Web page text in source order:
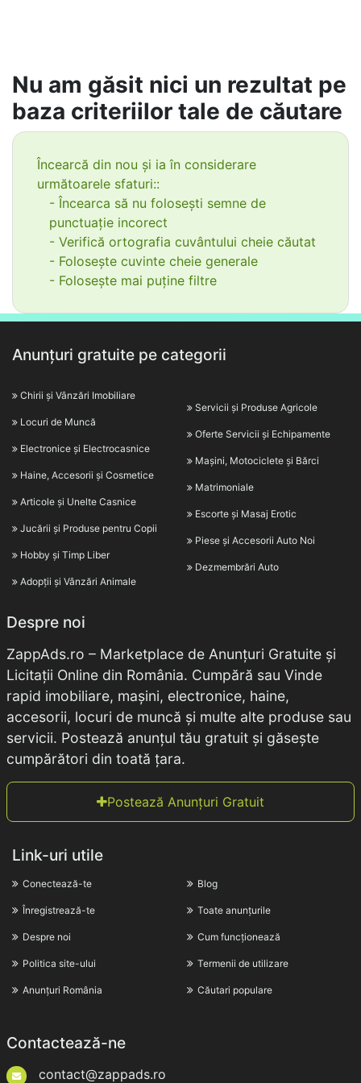
Nu am găsit nici un rezultat pe
baza criteriilor tale de căutare
Încearcă din nou și ia în considerare
următoarele sfaturi::
- Încearca să nu folosești semne de
punctuație incorect
- Verifică ortografia cuvântului cheie căutat
- Folosește cuvinte cheie generale
- Folosește mai puține filtre
Anunțuri gratuite pe categorii
Chirii și Vânzări Imobiliare
Locuri de Muncă
Electronice și Electrocasnice
Haine, Accesorii și Cosmetice
Articole și Unelte Casnice
Jucării și Produse pentru Copii
Hobby și Timp Liber
Adopții și Vânzări Animale
Servicii și Produse Agricole
Oferte Servicii și Echipamente
Mașini, Motociclete și Bărci
Matrimoniale
Escorte și Masaj Erotic
Piese și Accesorii Auto Noi
Dezmembrări Auto
Despre noi
ZappAds.ro – Marketplace de Anunțuri Gratuite și
Licitații Online din România. Cumpără sau Vinde
rapid imobiliare, mașini, electronice, haine,
accesorii, locuri de muncă și multe alte produse sau
servicii. Postează anunțul tău gratuit și găsește
cumpărători din toată țara.
Postează Anunțuri Gratuit
Link-uri utile
Conectează-te
Înregistrează-te
Despre noi
Politica site-ului
Anunțuri România
Blog
Toate anunțurile
Cum funcționează
Termenii de utilizare
Căutari populare
Contactează-ne
contact@zappads.ro